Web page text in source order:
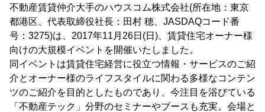
不動産賃貸仲介大手のハウスコム株式会社(所在地：東京
都港区、代表取締役社長：田村 穂、JASDAQコード番
号：3275)は、2017年11月26日(日)、賃貸住宅オーナー様
向けの大規模イベントを開催いたしました。
同イベントは賃貸住宅経営に役立つ情報・サービスのご紹
介とオーナー様のライフスタイルに関わる多様なコンテン
ツのご紹介を目的としたものであり、今注目を浴びている
「不動産テック」分野のセミナーやブースも充実。会場と